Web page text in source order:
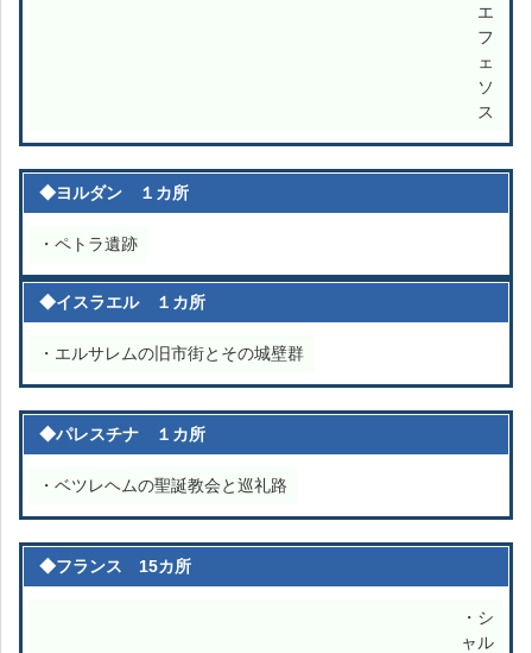
エ
フ
ェ
ソ
ス
◆ヨルダン １カ所
・ペトラ遺跡
◆イスラエル １カ所
・エルサレムの旧市街とその城壁群
◆パレスチナ １カ所
・ベツレヘムの聖誕教会と巡礼路
◆フランス 15カ所
・シ
ャル